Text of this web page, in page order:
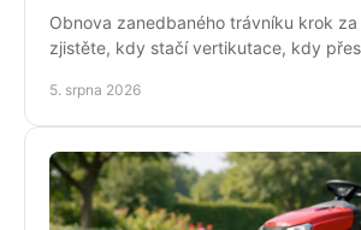
Obnova zanedbaného trávníku krok za
zjistěte, kdy stačí vertikutace, kdy
chyb
5. srpna 2026